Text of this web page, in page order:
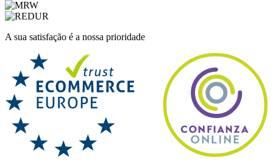
A sua satisfação é a nossa prioridade